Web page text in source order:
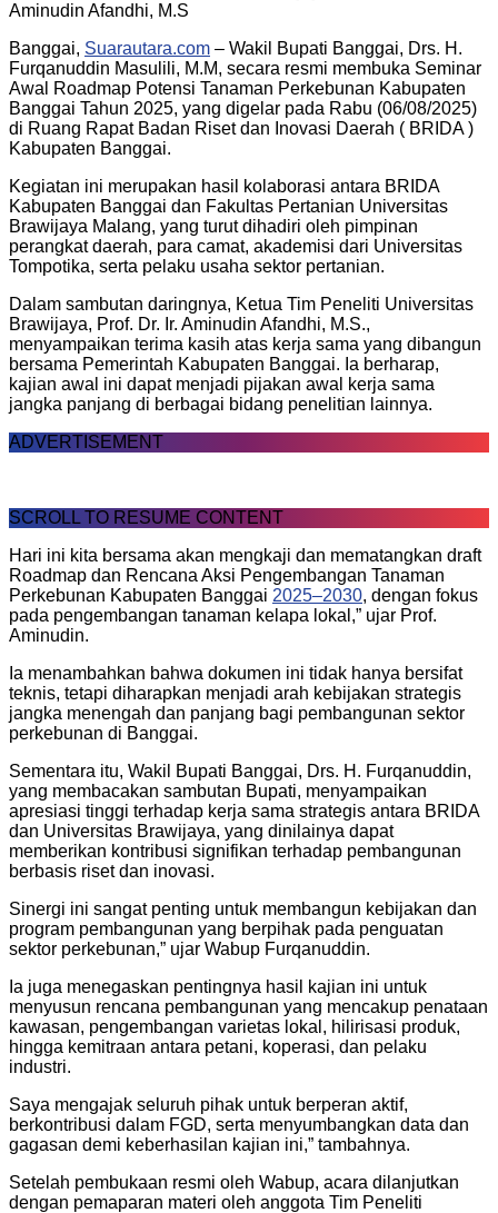
Aminudin Afandhi, M.S
Banggai, Suarautara.com – Wakil Bupati Banggai, Drs. H.
Furqanuddin Masulili, M.M, secara resmi membuka Seminar
Awal Roadmap Potensi Tanaman Perkebunan Kabupaten
Banggai Tahun 2025, yang digelar pada Rabu (06/08/2025)
di Ruang Rapat Badan Riset dan Inovasi Daerah ( BRIDA )
Kabupaten Banggai.
Kegiatan ini merupakan hasil kolaborasi antara BRIDA
Kabupaten Banggai dan Fakultas Pertanian Universitas
Brawijaya Malang, yang turut dihadiri oleh pimpinan
perangkat daerah, para camat, akademisi dari Universitas
Tompotika, serta pelaku usaha sektor pertanian.
Dalam sambutan daringnya, Ketua Tim Peneliti Universitas
Brawijaya, Prof. Dr. Ir. Aminudin Afandhi, M.S.,
menyampaikan terima kasih atas kerja sama yang dibangun
bersama Pemerintah Kabupaten Banggai. Ia berharap,
kajian awal ini dapat menjadi pijakan awal kerja sama
jangka panjang di berbagai bidang penelitian lainnya.
ADVERTISEMENT
SCROLL TO RESUME CONTENT
Hari ini kita bersama akan mengkaji dan mematangkan draft
Roadmap dan Rencana Aksi Pengembangan Tanaman
Perkebunan Kabupaten Banggai 2025–2030, dengan fokus
pada pengembangan tanaman kelapa lokal,” ujar Prof.
Aminudin.
Ia menambahkan bahwa dokumen ini tidak hanya bersifat
teknis, tetapi diharapkan menjadi arah kebijakan strategis
jangka menengah dan panjang bagi pembangunan sektor
perkebunan di Banggai.
Sementara itu, Wakil Bupati Banggai, Drs. H. Furqanuddin,
yang membacakan sambutan Bupati, menyampaikan
apresiasi tinggi terhadap kerja sama strategis antara BRIDA
dan Universitas Brawijaya, yang dinilainya dapat
memberikan kontribusi signifikan terhadap pembangunan
berbasis riset dan inovasi.
Sinergi ini sangat penting untuk membangun kebijakan dan
program pembangunan yang berpihak pada penguatan
sektor perkebunan,” ujar Wabup Furqanuddin.
Ia juga menegaskan pentingnya hasil kajian ini untuk
menyusun rencana pembangunan yang mencakup penataan
kawasan, pengembangan varietas lokal, hilirisasi produk,
hingga kemitraan antara petani, koperasi, dan pelaku
industri.
Saya mengajak seluruh pihak untuk berperan aktif,
berkontribusi dalam FGD, serta menyumbangkan data dan
gagasan demi keberhasilan kajian ini,” tambahnya.
Setelah pembukaan resmi oleh Wabup, acara dilanjutkan
dengan pemaparan materi oleh anggota Tim Peneliti